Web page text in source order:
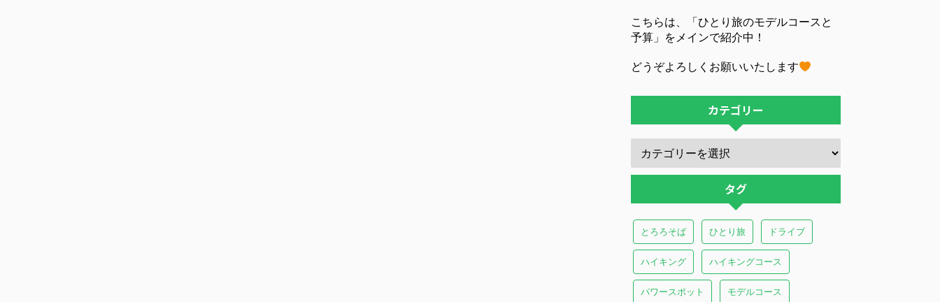
こちらは、「ひとり旅のモデルコースと
予算」をメインで紹介中！
どうぞよろしくお願いいたします
カテゴリー
タグ
とろろそば ひとり旅 ドライブ
ハイキング ハイキングコース
パワースポット モデルコース